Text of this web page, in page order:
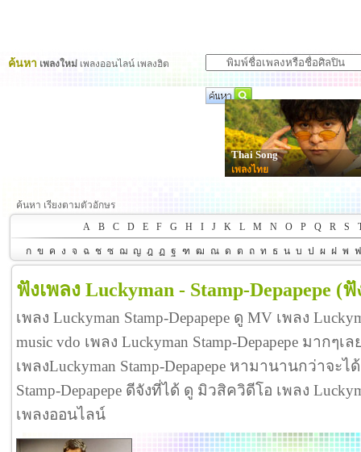
ค้นหา เพลงใหม่ เพลงออนไลน์ เพลงฮิต
Thai Song
เพลงไทย
ค้นหา เรียงตามตัวอักษร
A
B C D E F G H I J K L M N O P Q R S
ก ข ค ง จ ฉ ช ซ ฌ ญ ฎ ฏ ฐ ฑ ฒ ณ ด ต ถ ท ธ น บ ป ผ ฝ พ ฟ
ฟังเพลง Luckyman - Stamp-Depapepe (ฟั
เพลง Luckyman Stamp-Depapepe ดู MV เพลง
music vdo เพลง Luckyman Stamp-Depapepe มากๆเ
เพลงLuckyman Stamp-Depapepe หามานานกว่าจะไ
Stamp-Depapepe ดีจังที่ได้ ดู มิวสิควิดีโอ เพลง
เพลงออนไลน์